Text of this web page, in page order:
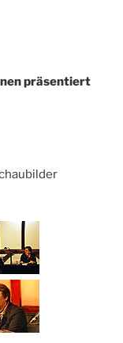
präsentiert